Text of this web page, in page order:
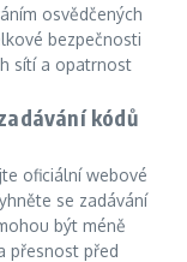
osvědčených
bezpečnosti
sítí a opatrnost
kódů
oficiální webové
se zadávání
být méně
přesnost před